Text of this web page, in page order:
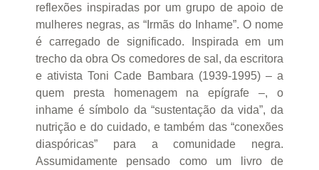
reflexões inspiradas por um grupo de apoio de
mulheres negras, as “Irmãs do Inhame”. O nome
é carregado de significado. Inspirada em um
trecho da obra Os comedores de sal, da escritora
e ativista Toni Cade Bambara (1939-1995) – a
quem presta homenagem na epígrafe –, o
inhame é símbolo da “sustentação da vida”, da
nutrição e do cuidado, e também das “conexões
diaspóricas” para a comunidade negra.
Assumidamente pensado como um livro de